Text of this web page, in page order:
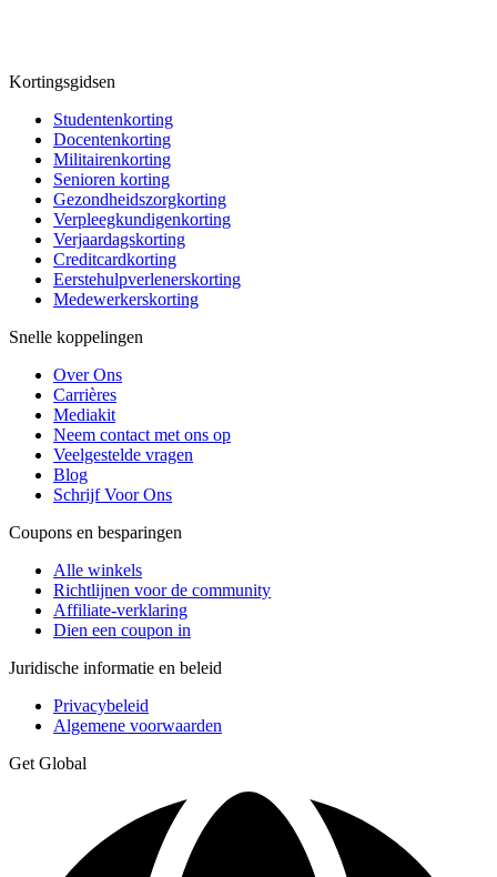
Kortingsgidsen
Studentenkorting
Docentenkorting
Militairenkorting
Senioren korting
Gezondheidszorgkorting
Verpleegkundigenkorting
Verjaardagskorting
Creditcardkorting
Eerstehulpverlenerskorting
Medewerkerskorting
Snelle koppelingen
Over Ons
Carrières
Mediakit
Neem contact met ons op
Veelgestelde vragen
Blog
Schrijf Voor Ons
Coupons en besparingen
Alle winkels
Richtlijnen voor de community
Affiliate-verklaring
Dien een coupon in
Juridische informatie en beleid
Privacybeleid
Algemene voorwaarden
Get Global